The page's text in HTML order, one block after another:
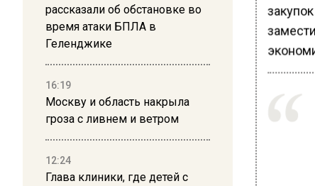
рассказали об обстановке во
время атаки БПЛА в
Геленджике
16:19
Москву и область накрыла
гроза с ливнем и ветром
12:24
Глава клиники, где детей с